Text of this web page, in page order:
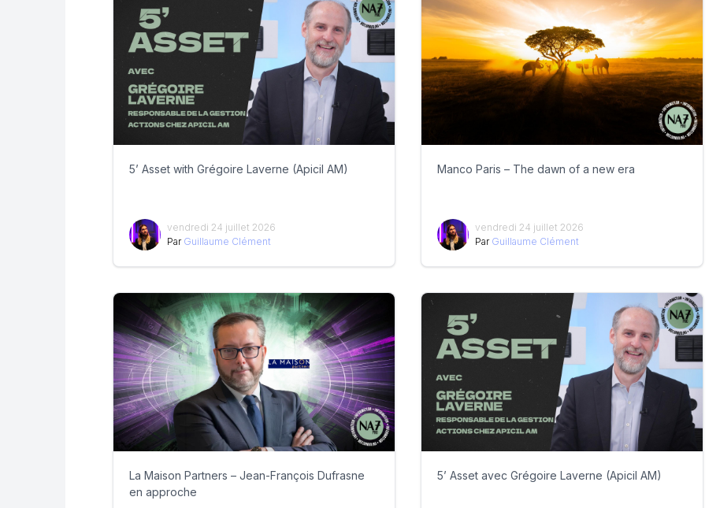
5’ Asset with Grégoire Laverne (Apicil AM)
vendredi 24 juillet 2026
Par Guillaume Clément
Manco Paris – The dawn of a new era
vendredi 24 juillet 2026
Par Guillaume Clément
La Maison Partners – Jean-François Dufrasne
en approche
5’ Asset avec Grégoire Laverne (Apicil AM)